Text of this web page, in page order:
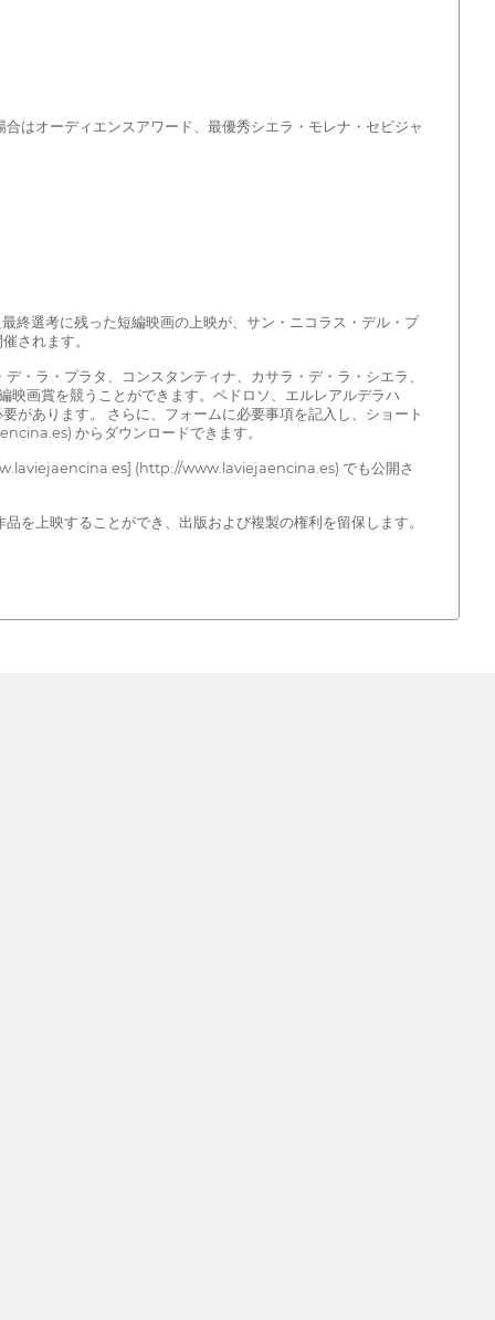
はオーディエンスアワード、最優秀シエラ・モレナ・セビジャ
終選考に残った短編映画の上映が、サン・ニコラス・デル・プ
されます。
・ラ・プラタ、コンスタンティナ、カサラ・デ・ラ・シエラ、
画賞を競うことができます。ペドロソ、エルレアルデラハ
があります。 さらに、フォームに必要事項を記入し、ショート
からダウンロードできます。
(http://www.laviejaencina.es) でも公開さ
を上映することができ、出版および複製の権利を留保します。